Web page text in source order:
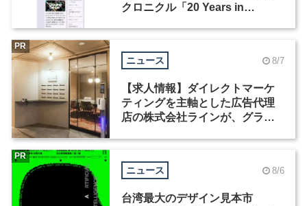
クロニクル「20 Years in
ニュース 8/7
【求人情報】ダイレクトマーケ
ティングを主軸とした広告代理
店の株式会社ラインが、グラフ
PR
ニュース 8/6
台湾最大のデザイン見本市
PR